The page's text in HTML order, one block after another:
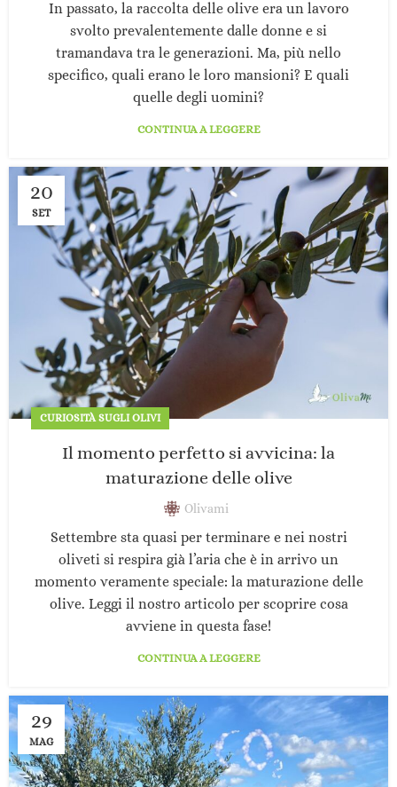
In passato, la raccolta delle olive era un lavoro
svolto prevalentemente dalle donne e si
tramandava tra le generazioni. Ma, più nello
specifico, quali erano le loro mansioni? E quali
quelle degli uomini?
CONTINUA A LEGGERE
20
SET
CURIOSITÀ SUGLI OLIVI
Il momento perfetto si avvicina: la
maturazione delle olive
Olivami
Settembre sta quasi per terminare e nei nostri
oliveti si respira già l’aria che è in arrivo un
momento veramente speciale: la maturazione delle
olive. Leggi il nostro articolo per scoprire cosa
avviene in questa fase!
CONTINUA A LEGGERE
29
MAG